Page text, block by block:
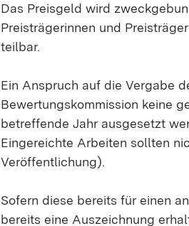
Das Preisgeld wird
Preisträgerinnen und
teilbar.
Ein Anspruch auf die Vergabe
Bewertungskommission keine
betreffende Jahr ausgesetzt
Eingereichte Arbeiten sollten
Veröffentlichung).
Sofern diese bereits für einen
bereits eine Auszeichnung